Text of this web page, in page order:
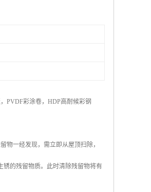
PVDF彩涂卷，HDP高耐候彩钢
物一经发现，需立即从屋顶扫除，
锈的残留物质。此时清除残留物将有